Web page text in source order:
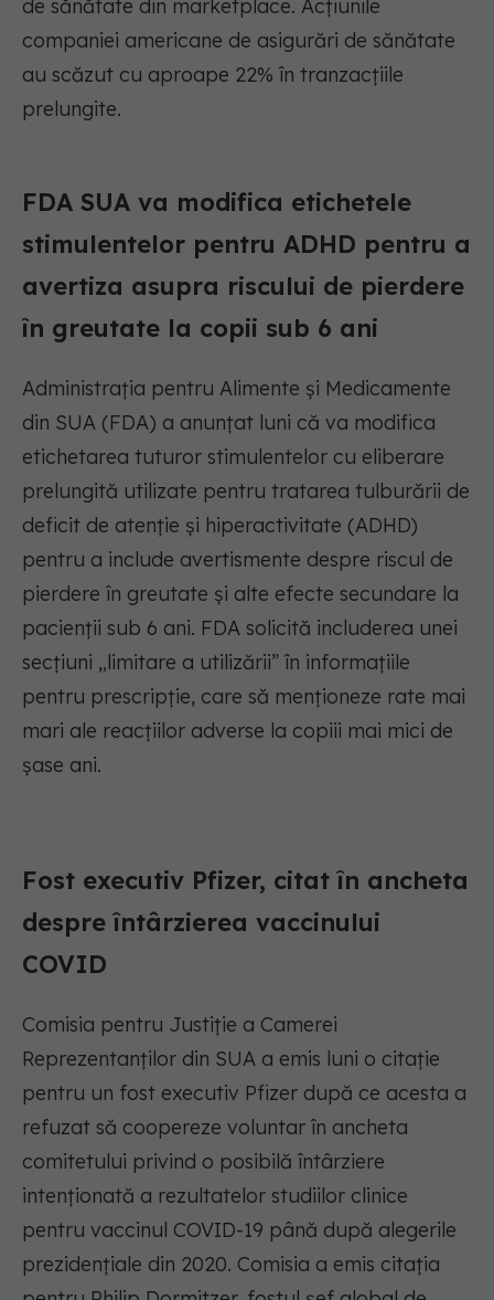
de sănătate din marketplace. Acțiunile
companiei americane de asigurări de sănătate
au scăzut cu aproape 22% în tranzacțiile
prelungite.
FDA SUA va modifica etichetele
stimulentelor pentru ADHD pentru a
avertiza asupra riscului de pierdere
în greutate la copii sub 6 ani
Administrația pentru Alimente și Medicamente
din SUA (FDA) a anunțat luni că va modifica
etichetarea tuturor stimulentelor cu eliberare
prelungită utilizate pentru tratarea tulburării de
deficit de atenție și hiperactivitate (ADHD)
pentru a include avertismente despre riscul de
pierdere în greutate și alte efecte secundare la
pacienții sub 6 ani. FDA solicită includerea unei
secțiuni „limitare a utilizării” în informațiile
pentru prescripție, care să menționeze rate mai
mari ale reacțiilor adverse la copiii mai mici de
șase ani.
Fost executiv Pfizer, citat în ancheta
despre întârzierea vaccinului
COVID
Comisia pentru Justiție a Camerei
Reprezentanților din SUA a emis luni o citație
pentru un fost executiv Pfizer după ce acesta a
refuzat să coopereze voluntar în ancheta
comitetului privind o posibilă întârziere
intenționată a rezultatelor studiilor clinice
pentru vaccinul COVID-19 până după alegerile
prezidențiale din 2020. Comisia a emis citația